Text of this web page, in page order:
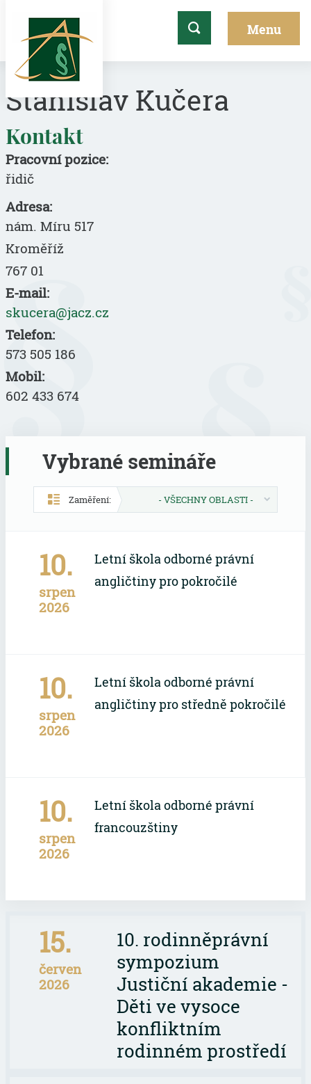
Stanislav Kučera
Kontakt
Pracovní pozice:
řidič
Adresa:
nám. Míru 517
Kroměříž
767 01
E-mail:
skucera@jacz.cz
Telefon:
573 505 186
Mobil:
602 433 674
Vybrané semináře
- VŠECHNY OBLASTI -
Zaměření:
10.
srpen
2026
Letní škola odborné právní
angličtiny pro pokročilé
10.
srpen
2026
Letní škola odborné právní
angličtiny pro středně pokročilé
10.
srpen
2026
Letní škola odborné právní
francouzštiny
15.
červen
2026
10. rodinněprávní
sympozium
Justiční akademie -
Děti ve vysoce
konfliktním
rodinném prostředí